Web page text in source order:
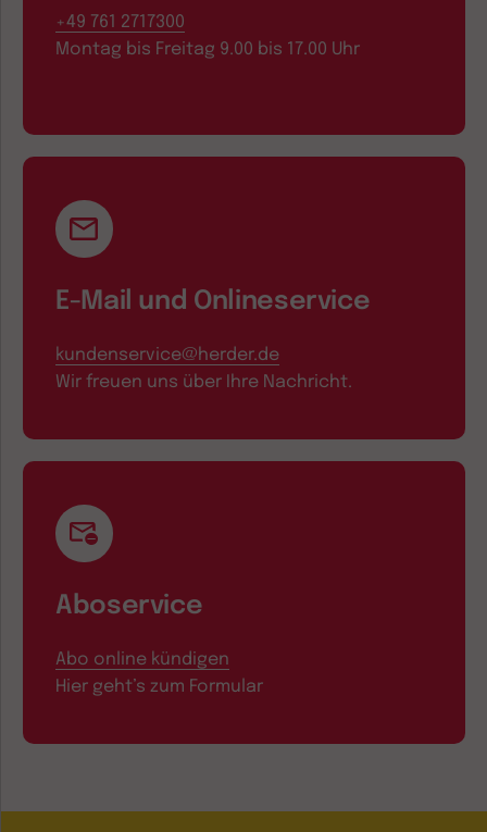
+49 761 2717300
Montag bis Freitag 9.00 bis 17.00 Uhr
E-Mail und Onlineservice
kundenservice@herder.de
Wir freuen uns über Ihre Nachricht.
Aboservice
Abo online kündigen
Hier geht’s zum Formular